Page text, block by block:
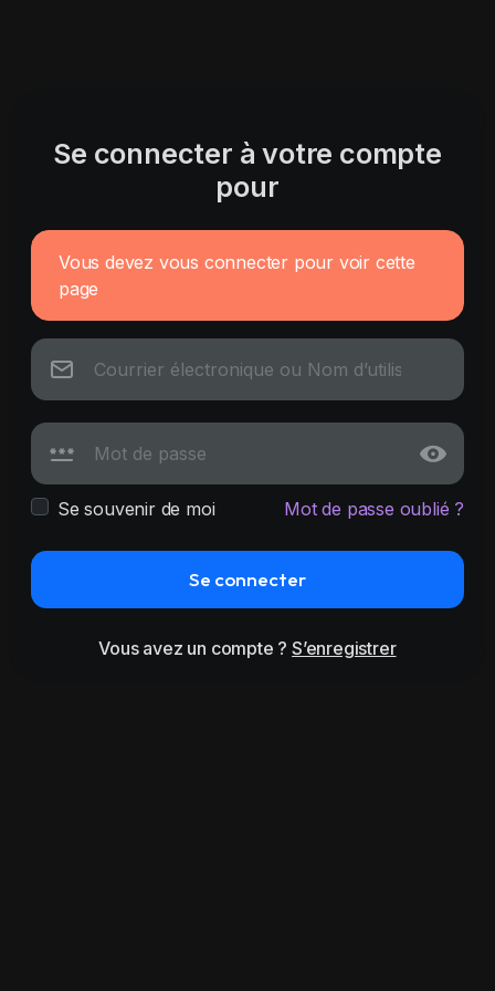
Se connecter à votre compte
pour
Vous devez vous connecter pour voir cette
page
Se souvenir de moi Mot de passe oublié ?
Se connecter
Vous avez un compte ?S’enregistrer